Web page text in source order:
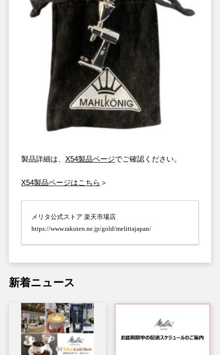
製品詳細は、 X54製品ページでご確認ください。
X54製品ページはこちら ＞
メリタ公式ストア 楽天市場店
https://www.rakuten.ne.jp/gold/melittajapan/
新着ニュース